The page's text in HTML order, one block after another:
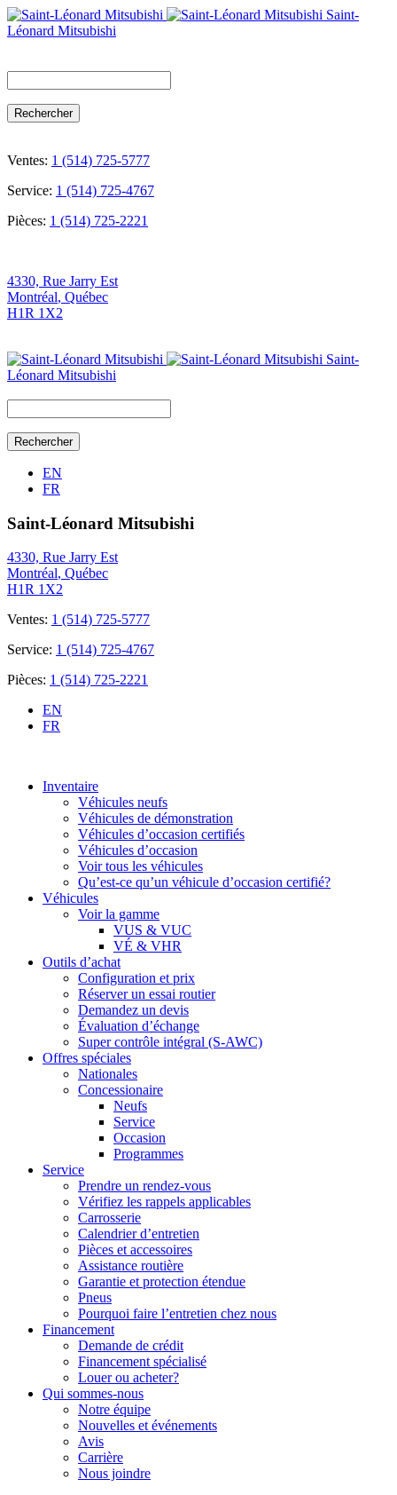
Saint-
Léonard Mitsubishi
for:
Ventes: 1 (514) 725-5777
Service: 1 (514) 725-4767
Pièces: 1 (514) 725-2221
4330, Rue Jarry Est
Montréal, Québec
H1R 1X2
Saint-
Léonard Mitsubishi
for:
EN
FR
Saint-Léonard Mitsubishi
4330, Rue Jarry Est
Montréal, Québec
H1R 1X2
Ventes: 1 (514) 725-5777
Service: 1 (514) 725-4767
Pièces: 1 (514) 725-2221
EN
FR
Inventaire
Véhicules neufs
Véhicules de démonstration
Véhicules d’occasion certifiés
Véhicules d’occasion
Voir tous les véhicules
Qu’est-ce qu’un véhicule d’occasion certifié?
Véhicules
Voir la gamme
VUS & VUC
VÉ & VHR
Outils d’achat
Configuration et prix
Réserver un essai routier
Demandez un devis
Évaluation d’échange
Super contrôle intégral (S-AWC)
Offres spéciales
Nationales
Concessionaire
Neufs
Service
Occasion
Programmes
Service
Prendre un rendez-vous
Vérifiez les rappels applicables
Carrosserie
Calendrier d’entretien
Pièces et accessoires
Assistance routière
Garantie et protection étendue
Pneus
Pourquoi faire l’entretien chez nous
Financement
Demande de crédit
Financement spécialisé
Louer ou acheter?
Qui sommes-nous
Notre équipe
Nouvelles et événements
Avis
Carrière
Nous joindre